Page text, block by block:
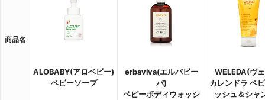
商品名
ALOBABY(アロベビー)
ベビーソープ
erbaviva(エルバビー
バ)
ベビーボディウォッシ
WELEDA(ヴ
カレンドラ ベ
ッシュ＆シャ